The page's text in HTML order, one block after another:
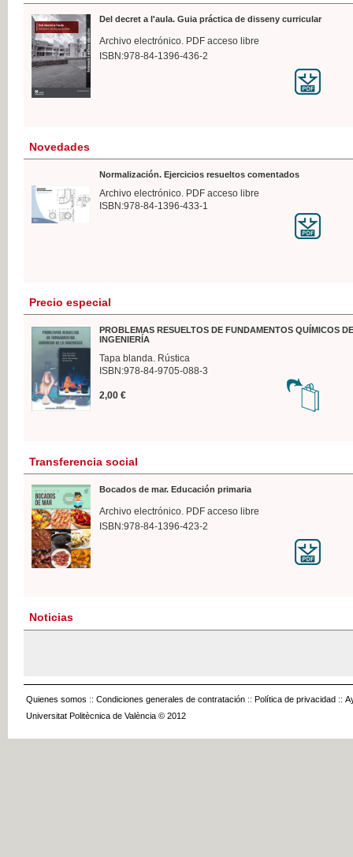
Del decret a l'aula. Guia práctica de disseny curricular
Archivo electrónico. PDF acceso libre
ISBN:978-84-1396-436-2
Novedades
Normalización. Ejercicios resueltos comentados
Archivo electrónico. PDF acceso libre
ISBN:978-84-1396-433-1
Precio especial
PROBLEMAS RESUELTOS DE FUNDAMENTOS QUÍMICOS
INGENIERÍA
Tapa blanda. Rústica
ISBN:978-84-9705-088-3
2,00 €
Transferencia social
Bocados de mar. Educación primaria
Archivo electrónico. PDF acceso libre
ISBN:978-84-1396-423-2
Noticias
Quienes somos :: Condiciones generales de contratación :: Política de privacidad ::
Universitat Politècnica de València © 2012